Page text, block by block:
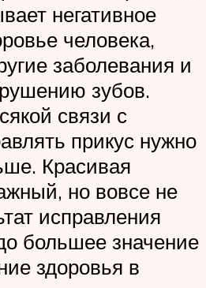
негативное
человека,
заболевания и
зубов.
связи с
прикус нужно
Красивая
но вовсе не
исправления
большее значение
здоровья в